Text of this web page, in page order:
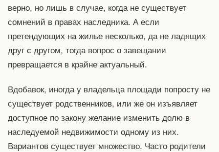
верно, но лишь в случае, когда не существует
сомнений в правах наследника. А если
претендующих на жилье несколько, да не ладящих
друг с другом, тогда вопрос о завещании
превращается в крайне актуальный.
Вдобавок, иногда у владельца площади попросту не
существует родственников, или же он изъявляет
доступное по закону желание изменить долю в
наследуемой недвижимости одному из них.
Вариантов существует множество. Часто родители